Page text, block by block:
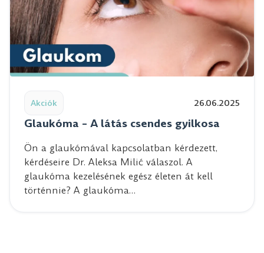
Akciók 26.06.2025
Glaukóma – A látás csendes gyilkosa
Ön a glaukómával kapcsolatban kérdezett,
kérdéseire Dr. Aleksa Milić válaszol. A
glaukóma kezelésének egész életen át kell
történnie? A glaukóma…